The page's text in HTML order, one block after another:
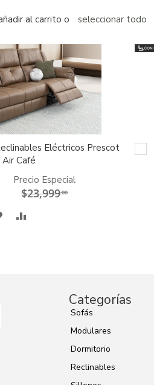
al carrito o seleccionar todo
Eléctricos Prescot
Air Café
Precio Especial
$23,999.00
Categorías
Sofás
Modulares
Dormitorio
Reclinables